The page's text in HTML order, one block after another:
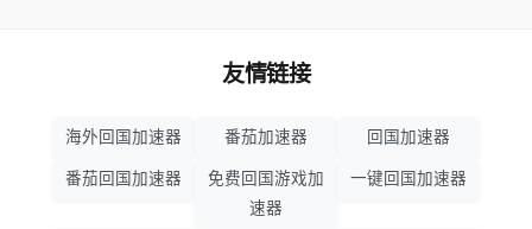
友情链接
海外回国加速器 番茄加速器 回国加速器
番茄回国加速器
免费回国游戏加
速器
一键回国加速器